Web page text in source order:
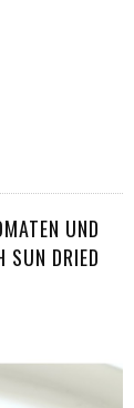
UND
SUN DRIED